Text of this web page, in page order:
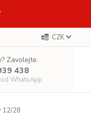
CZK
Zavolejte.
438
WhatsApp
12/28